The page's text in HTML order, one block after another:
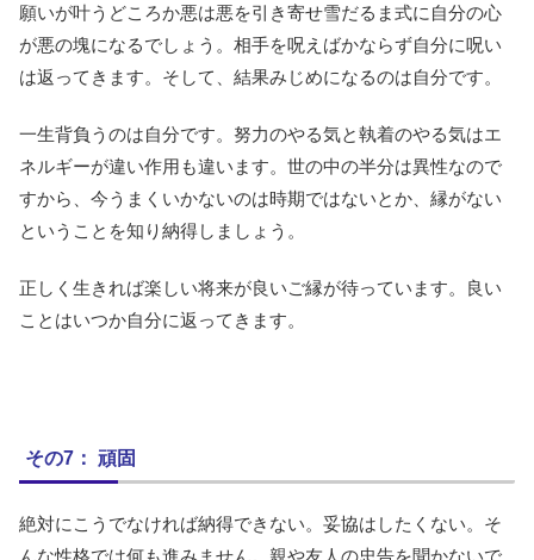
願いが叶うどころか悪は悪を引き寄せ雪だるま式に自分の心
が悪の塊になるでしょう。相手を呪えばかならず自分に呪い
は返ってきます。そして、結果みじめになるのは自分です。
一生背負うのは自分です。努力のやる気と執着のやる気はエ
ネルギーが違い作用も違います。世の中の半分は異性なので
すから、今うまくいかないのは時期ではないとか、縁がない
ということを知り納得しましょう。
正しく生きれば楽しい将来が良いご縁が待っています。良い
ことはいつか自分に返ってきます。
その7： 頑固
絶対にこうでなければ納得できない。妥協はしたくない。そ
んな性格では何も進みません。親や友人の忠告を聞かないで